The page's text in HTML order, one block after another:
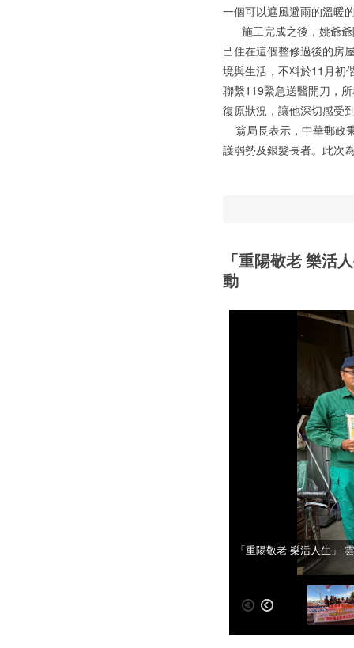
一個可以遮風避雨的溫暖
施工完成之後，姚爺爺
己住在這個整修過後的房
境與生活，不料於11月初
聯繫119緊急送醫開刀，
復原狀況，讓他深切感受
翁局長表示，中華郵政
護弱勢及銀髮長者。此次
「重陽敬老 樂活
動
「重陽敬老 樂活人生」
「重陽敬老 樂活人生」